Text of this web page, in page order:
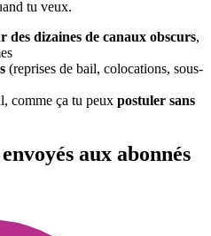
tu veux.
des dizaines de canaux obscurs,
(reprises de bail, colocations, sous-
comme ça tu peux postuler sans
aux abonnés